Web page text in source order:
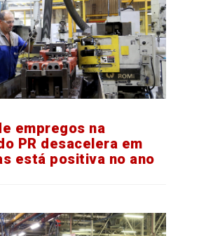
empregos na
PR desacelera em
está positiva no ano